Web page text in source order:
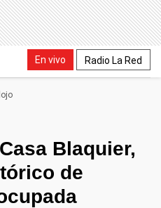
En vivo Radio La Red
Blaquier,
de